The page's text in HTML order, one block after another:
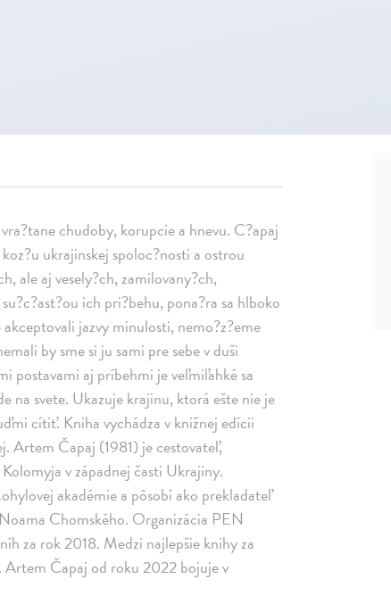
chudoby, korupcie a hnevu. C?apaj
ukrajinskej spoloc?nosti a ostrou
ale aj vesely?ch, zamilovany?ch,
ich pri?behu, pona?ra sa hlboko
jazvy minulosti, nemo?z?eme
by sme si ju sami pre sebe v duši
postavami aj príbehmi je veľmiľahké sa
na svete. Ukazuje krajinu, ktorá ešte nie je
cítiť. Kniha vychádza v knižnej edícii
Artem Čapaj (1981) je cestovateľ,
v západnej časti Ukrajiny.
akadémie a pôsobí ako prekladateľ
Chomského. Organizácia PEN
za rok 2018. Medzi najlepšie knihy za
Čapaj od roku 2022 bojuje v